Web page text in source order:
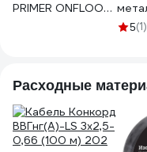
PRIMER ONFLOOR
5(1)
Расходные